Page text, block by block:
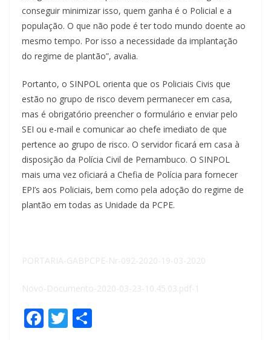
conseguir minimizar isso, quem ganha é o Policial e a
população. O que não pode é ter todo mundo doente ao
mesmo tempo. Por isso a necessidade da implantação
do regime de plantão”, avalia.
Portanto, o SINPOL orienta que os Policiais Civis que
estão no grupo de risco devem permanecer em casa,
mas é obrigatório preencher o formulário e enviar pelo
SEI ou e-mail e comunicar ao chefe imediato de que
pertence ao grupo de risco. O servidor ficará em casa à
disposição da Polícia Civil de Pernambuco. O SINPOL
mais uma vez oficiará a Chefia de Polícia para fornecer
EPI’s aos Policiais, bem como pela adoção do regime de
plantão em todas as Unidade da PCPE.
PORTARIA-GABPCPE-Nr-092-2020-19-03-2020
Novo-Documento-2020-03-23-10.45.03.pdf-1
F T